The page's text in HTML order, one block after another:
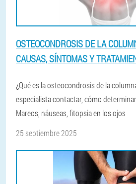
OSTEOCONDROSIS DE LA
CAUSAS, SÍNTOMAS Y
¿Qué es la osteocondrosis de la
especialista contactar, cómo
Mareos, náuseas, fitopsia en los ojos
25 septiembre 2025